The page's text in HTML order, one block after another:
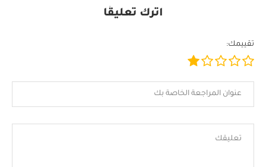
اترك تعليقًا
تقييمك: